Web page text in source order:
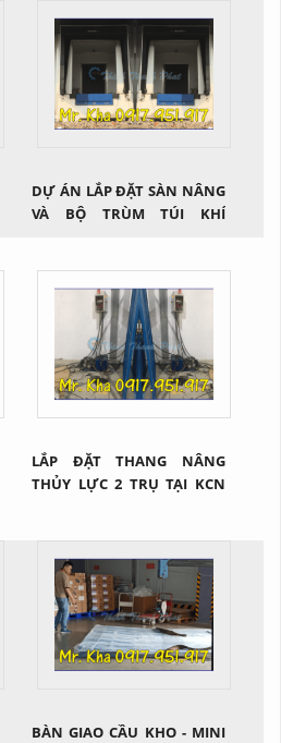
DỰ ÁN LẮP ĐẶT SÀN NÂNG
VÀ BỘ TRÙM TÚI KHÍ
LẮP ĐẶT THANG NÂNG
THỦY LỰC 2 TRỤ TẠI KCN
BÀN GIAO CẦU KHO - MINI